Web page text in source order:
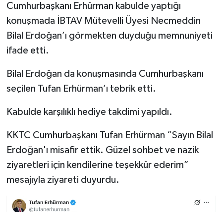
Cumhurbaşkanı Erhürman kabulde yaptığı
konuşmada İBTAV Mütevelli Üyesi Necmeddin
Bilal Erdoğan’ı görmekten duyduğu memnuniyeti
ifade etti.
Bilal Erdoğan da konuşmasında Cumhurbaşkanı
seçilen Tufan Erhürman’ı tebrik etti.
Kabulde karşılıklı hediye takdimi yapıldı.
KKTC Cumhurbaşkanı Tufan Erhürman “Sayın Bilal
Erdoğan'ı misafir ettik. Güzel sohbet ve nazik
ziyaretleri için kendilerine teşekkür ederim”
mesajıyla ziyareti duyurdu.